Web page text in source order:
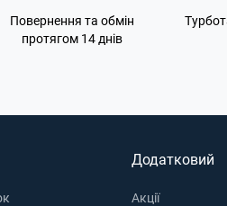
Повернення та обмін
протягом 14 днів
Додатковий
Акції